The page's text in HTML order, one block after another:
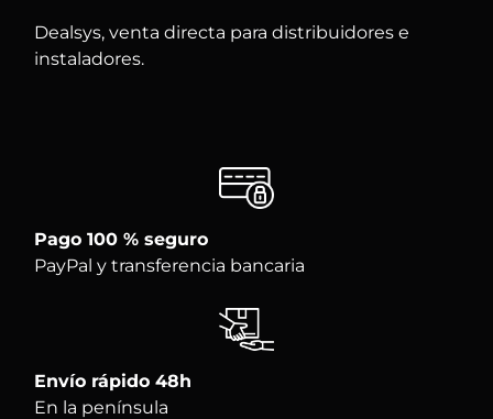
Dealsys, venta directa para distribuidores e
instaladores.
Pago 100 % seguro
PayPal y transferencia bancaria
Envío rápido 48h
En la península